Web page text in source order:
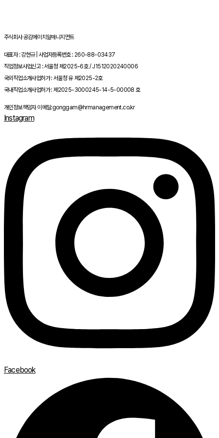
주식회사 공감에이치알매니지먼트
대표자 : 강현규 | 사업자등록번호 : 260-88-03437
직업정보사업신고 : 서울청 제2025-6호 / J1512020240006
국외직업소개사업허가 : 서울청 유 제2025-2호
국내직업소개사업허가 : 제2025-3000245-14-5-00008 호
개인정보책임자 이메일:gonggam@hrmanagement.co.kr
Instagram
Facebook